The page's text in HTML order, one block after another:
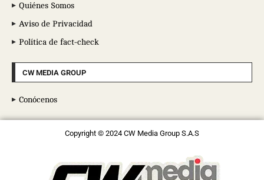
Quiénes Somos
Aviso de Privacidad
Política de fact-check
CW MEDIA GROUP
Conócenos
Copyright © 2024 CW Media Group S.A.S